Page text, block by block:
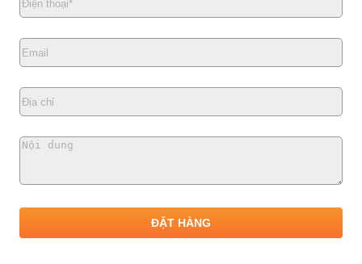
ĐẶT HÀNG